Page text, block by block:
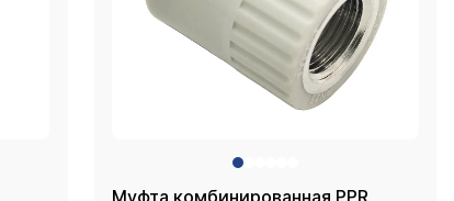
Муфта комбинированная PPR